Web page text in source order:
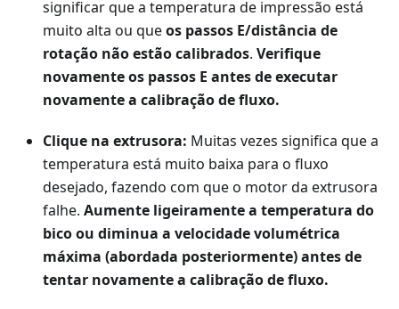
significar que a temperatura de impressão está
muito alta ou queos passos E/distância de
rotação não estão calibrados. Verifique
novamente os passos E antes de executar
novamente a calibração de fluxo.
Clique na extrusora: Muitas vezes significa que a
temperatura está muito baixa para o fluxo
desejado, fazendo com que o motor da extrusora
falhe. Aumente ligeiramente a temperatura do
bico ou diminua a velocidade volumétrica
máxima (abordada posteriormente) antes de
tentar novamente a calibração de fluxo.